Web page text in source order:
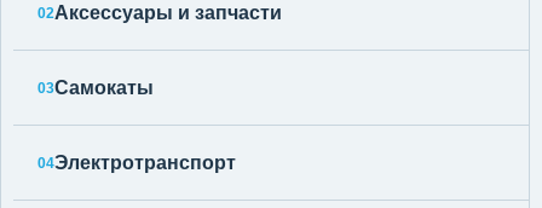
02Аксессуары и запчасти
03Самокаты
04Электротранспорт